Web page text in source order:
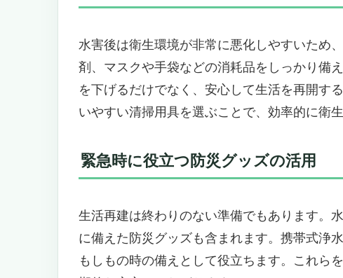
被災地の実体験をもとに福島県企業が開
快適な避難生活を支えるシュラフや給水
収納力抜群のデザイナーズリュックで整
こんなニーズの方におすすめ
こんなニーズの方にはおすすめできませ
大容量＆多機能で安心を支える防災リュ
災害時の不安を軽減する充実の電子機器
こんなニーズの方にはおすすめできない
災害時も安心の備え「防災テック 防災セ
必須の防災グッズを厳選！生活再建に欠
水害後は衛生環境が非常に悪化しやすいため
剤、マスクや手袋などの消耗品をしっかり備
を下げるだけでなく、安心して生活を再開す
いやすい清掃用具を選ぶことで、効率的に衛
緊急時に役立つ防災グッズの活用
生活再建は終わりのない準備でもあります。
に備えた防災グッズも含まれます。携帯式浄
もしもの時の備えとして役立ちます。これら